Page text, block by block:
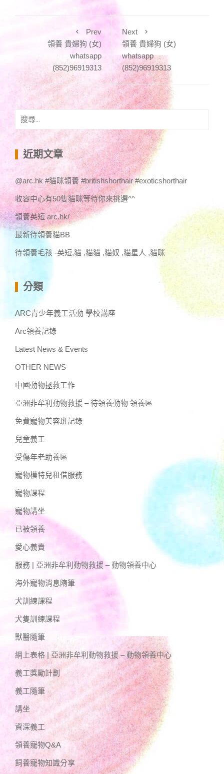
Prev
領養 貴婦狗 (女)
whatsapp
(852)96919313
Next
領養 貴婦狗 (女)
whatsapp
(852)96919313
搜
鍵 近期文章
@arc.hk #貓咪領養 #britishshorthair #exoticshorthair
收容中心有50隻貓咪等待你來挑選^^
領養英短 arc.hk/
最新待領養貓BB
待領養毛孩 -英短,貓 ,貓貓 ,貓奴 ,貓星人 ,貓咪
分類
ARC青少年義工活動 學校講座
Arc領養記錄
Latest News & Events
OTHER NEWS
中國動物拯救工作
亞洲非牟利動物救援 – 待領養動物 領養區
免費寵物美容班記錄
兒童義工
受傷年老助養區
寵物模特兒租借服務
寵物課程
寵物講坐
已被領養
愛心義賣
服務 | 亞洲非牟利動物救援 – 動物領養中心
海外寵物消息隋筆
犬訓練課程
犬隻訓練課程
獸醫隨筆
網上表格 | 亞洲非牟利動物救援 – 動物領養中心
義工獎勵計劃
義工隨筆
講坐
資深義工
領養寵物Q&A
飼養寵物知識分享